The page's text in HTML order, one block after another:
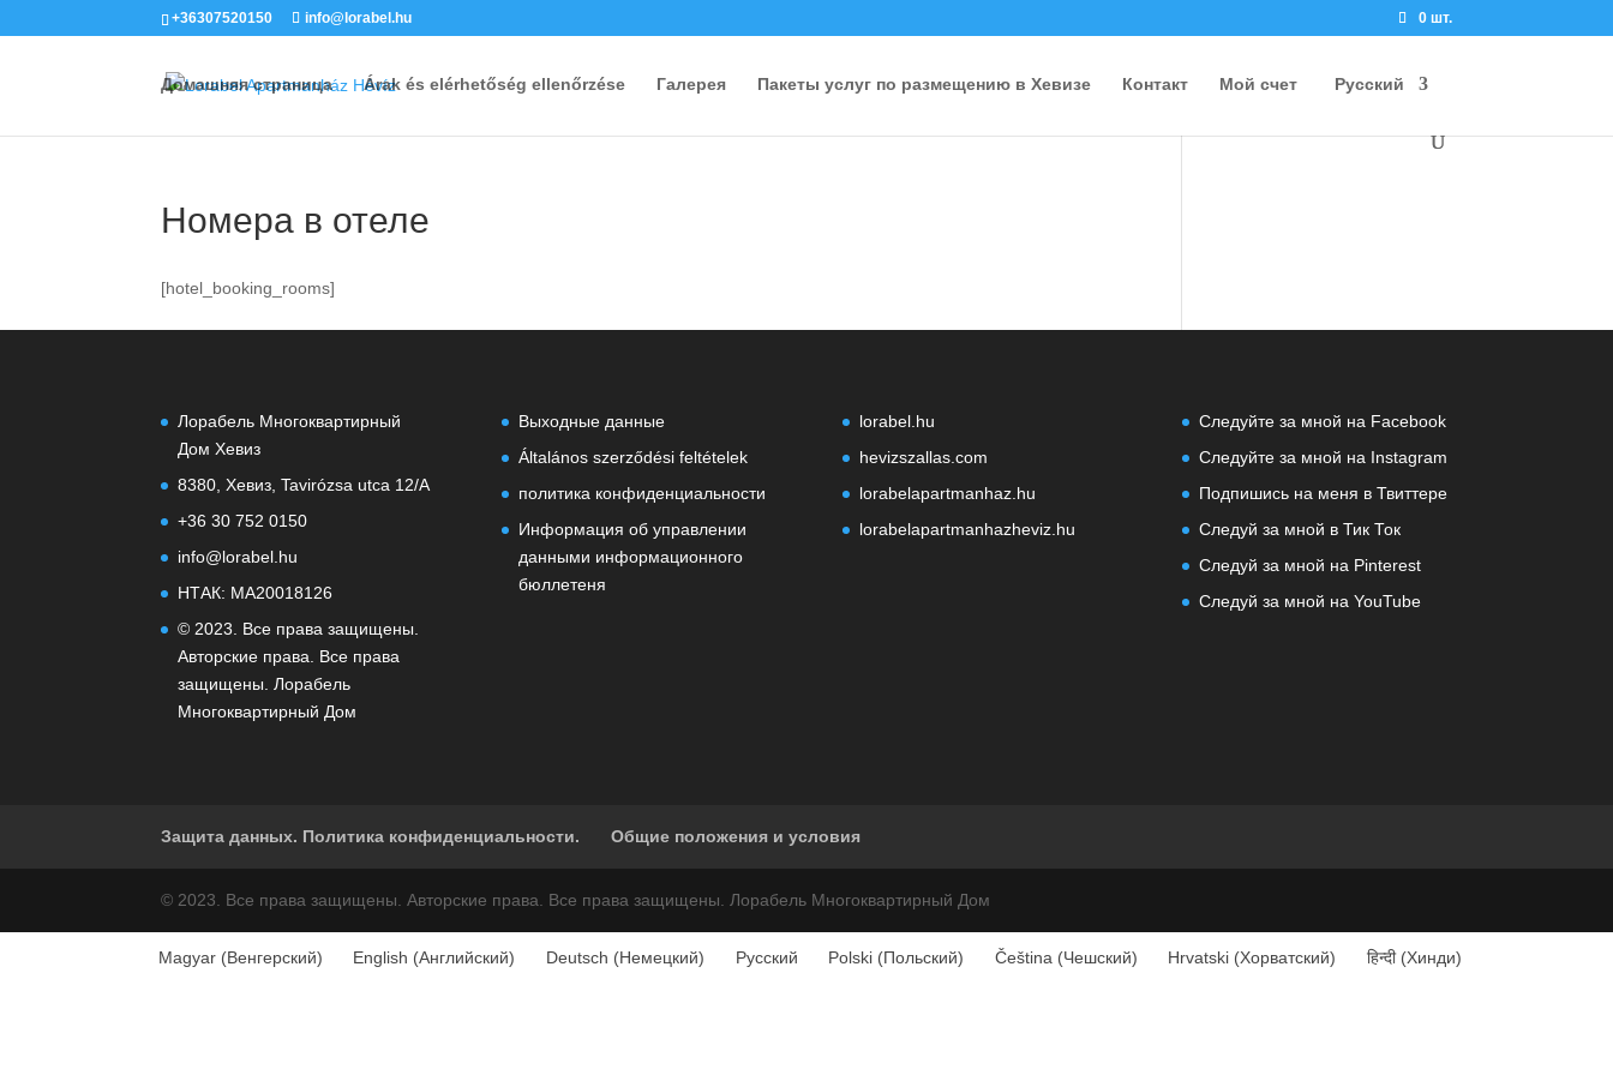
+36307520150 info@lorabel.hu 0 шт.
Домашняя страница Árak és elérhetőség ellenőrzése Галерея Пакеты услуг по размещению в Хевизе Контакт Мой счет Русский
Номера в отеле
[hotel_booking_rooms]
Лорабель Многоквартирный
Дом Хевиз
8380, Хевиз, Tavirózsa utca 12/A
+36 30 752 0150
info@lorabel.hu
НТАК: MA20018126
© 2023. Все права защищены.
Авторские права. Все права
защищены. Лорабель
Многоквартирный Дом
Выходные данные
Általános szerződési feltételek
политика конфиденциальности
Информация об управлении
данными информационного
бюллетеня
lorabel.hu
hevizszallas.com
lorabelapartmanhaz.hu
lorabelapartmanhazheviz.hu
Следуйте за мной на Facebook
Следуйте за мной на Instagram
Подпишись на меня в Твиттере
Следуй за мной в Тик Ток
Следуй за мной на Pinterest
Следуй за мной на YouTube
Защита данных. Политика конфиденциальности. Общие положения и условия
© 2023. Все права защищены. Авторские права. Все права защищены. Лорабель Многоквартирный Дом
Magyar(Венгерский) English (Английский) Deutsch (Немецкий) Русский Polski (Польский) Čeština (Чешский) Hrvatski (Хорватский) हिन्दी(Хинди)